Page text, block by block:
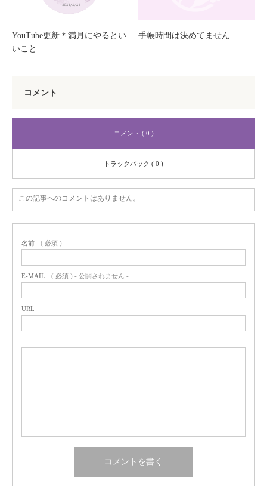
YouTube更新＊満月にやるとい
いこと
手帳時間は決めてません
コメント
コメント ( 0 )
トラックバック ( 0 )
この記事へのコメントはありません。
名前 ( 必須 )
E-MAIL ( 必須 ) - 公開されません -
URL